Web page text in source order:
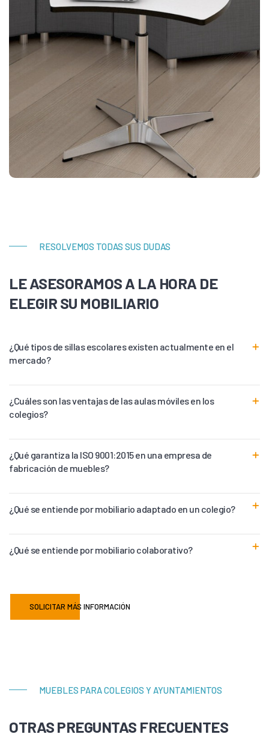
RESOLVEMOS TODAS SUS DUDAS
LE ASESORAMOS A LA HORA DE
ELEGIR SU MOBILIARIO
¿Qué tipos de sillas escolares existen actualmente en el
mercado?
¿Cuáles son las ventajas de las aulas móviles en los
colegios?
¿Qué garantiza la ISO 9001:2015 en una empresa de
fabricación de muebles?
¿Qué se entiende por mobiliario adaptado en un colegio?
¿Qué se entiende por mobiliario colaborativo?
SOLICITAR MÁS INFORMACIÓN
MUEBLES PARA COLEGIOS Y AYUNTAMIENTOS
OTRAS PREGUNTAS FRECUENTES